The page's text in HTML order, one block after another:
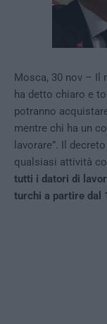
Mosca, 30 nov – Il
ha detto chiaro e
potranno
mentre chi ha un
lavorare”. Il
qualsiasi attività
tutti i datori di
turchi a partire dal